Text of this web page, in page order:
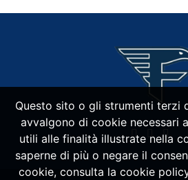
Questo sito o gli strumenti terzi
avvalgono di cookie necessari
utili alle finalità illustrate nella
saperne di più o negare il
cookie, consulta la cookie